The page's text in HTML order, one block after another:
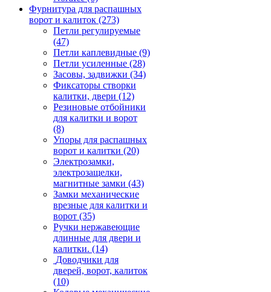
Фурнитура для распашных
ворот и калиток (273)
Петли регулируемые
(47)
Петли каплевидные (9)
Петли усиленные (28)
Засовы, задвижки (34)
Фиксаторы створки
калитки, двери (12)
Резиновые отбойники
для калитки и ворот
(8)
Упоры для распашных
ворот и калитки (20)
Электрозамки,
электрозащелки,
магнитные замки (43)
Замки механические
врезные для калитки и
ворот (35)
Ручки нержавеющие
длинные для двери и
калитки. (14)
Доводчики для
дверей, ворот, калиток
(10)